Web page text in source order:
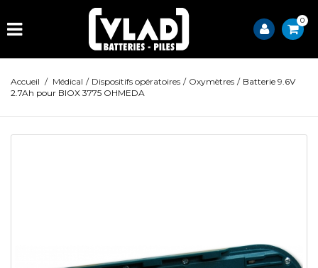
0
Accueil / Médical / Dispositifs opératoires / Oxymètres / Batterie 9.6V
2.7Ah pour BIOX 3775 OHMEDA